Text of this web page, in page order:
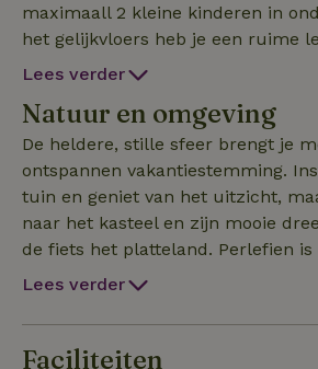
maximaall 2 kleine kinderen in
het gelijkvloers heb je een ruime
een salon, vanwaar je een
slaap- en badkamergedeelte met
ruime inloopdouche (2 m)
verdieping. Er is airconditioning
voor een perfect klimaat het hele
Lees verder
Natuur en omgeving
De heldere, stille sfeer brengt je
ontspannen vakantiestemming.
tuin en geniet van het uitzicht,
naar het kasteel en zijn mooie
de fiets het platteland. Perlefien is de geknipte
lokatie voor een vakantie of
sportief moment met z'n tweeën
samen fietsen of wandelen in een
Lees verder
Faciliteiten